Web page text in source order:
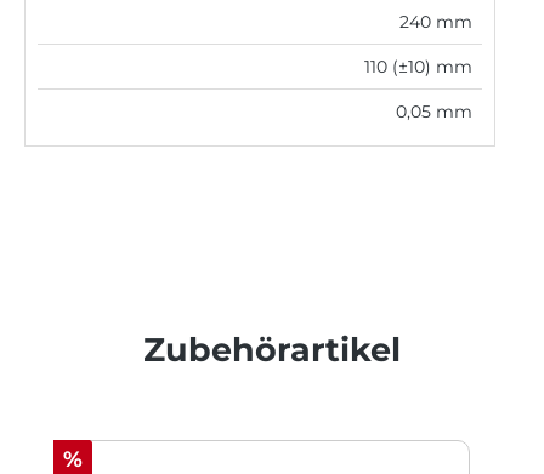
240 mm
110 (±10) mm
0,05 mm
Produktgalerie überspringen
Zubehörartikel
Rabatt
%